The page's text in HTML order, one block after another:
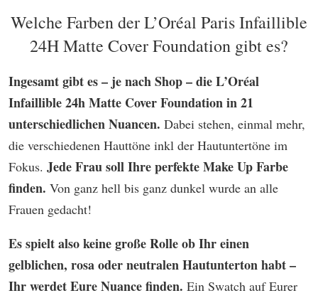
Welche Farben derL’Oréal Paris Infaillible
24H Matte Cover Foundation gibt es?
Ingesamt gibt es – je nach Shop – die L’Oréal
Infaillible 24h Matte Cover Foundation in 21
unterschiedlichen Nuancen. Dabei stehen, einmal mehr,
die verschiedenen Hauttöne inkl der Hautuntertöne im
Fokus. Jede Frau soll Ihre perfekte Make Up Farbe
finden. Von ganz hell bis ganz dunkel wurde an alle
Frauen gedacht!
Es spielt also keine große Rolle ob Ihr einen
gelblichen, rosa oder neutralen Hautunterton habt –
Ihr werdet Eure Nuance finden. Ein Swatch auf Eurer